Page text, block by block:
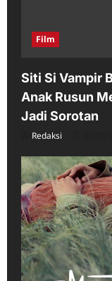
Film
Siti Si Vampir
Anak Rusun
Jadi Sorotan
Redaksi